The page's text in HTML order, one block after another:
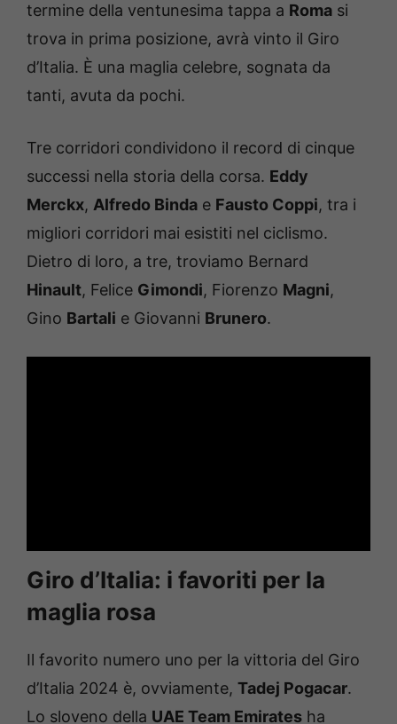
termine della ventunesima tappa a Roma si
trova in prima posizione, avrà vinto il Giro
d’Italia. È una maglia celebre, sognata da
tanti, avuta da pochi.
Tre corridori condividono il record di cinque
successi nella storia della corsa. Eddy
Merckx, Alfredo Binda e Fausto Coppi, tra i
migliori corridori mai esistiti nel ciclismo.
Dietro di loro, a tre, troviamo Bernard
Hinault, Felice Gimondi, Fiorenzo Magni,
Gino Bartali e Giovanni Brunero.
Giro d’Italia: i favoriti per la
maglia rosa
Il favorito numero uno per la vittoria del Giro
d’Italia 2024 è, ovviamente, Tadej Pogacar.
Lo sloveno della UAE Team Emirates ha